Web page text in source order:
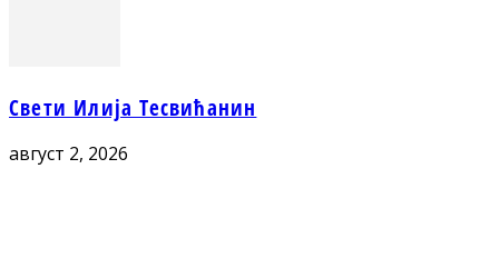
Свети Илија Тесвићанин
август 2, 2026